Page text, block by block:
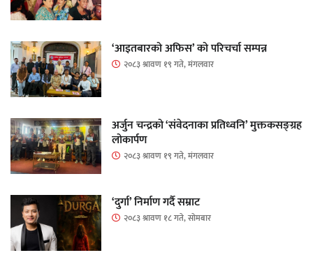
‘आइतबारको अफिस’ को परिचर्चा सम्पन्न
२०८३ श्रावण १९ गते, मंगलवार
अर्जुन चन्द्रको ‘संवेदनाका प्रतिध्वनि’ मुक्तकसङ्ग्रह
लोकार्पण
२०८३ श्रावण १९ गते, मंगलवार
‘दुर्गा’ निर्माण गर्दै सम्राट
२०८३ श्रावण १८ गते, सोमबार